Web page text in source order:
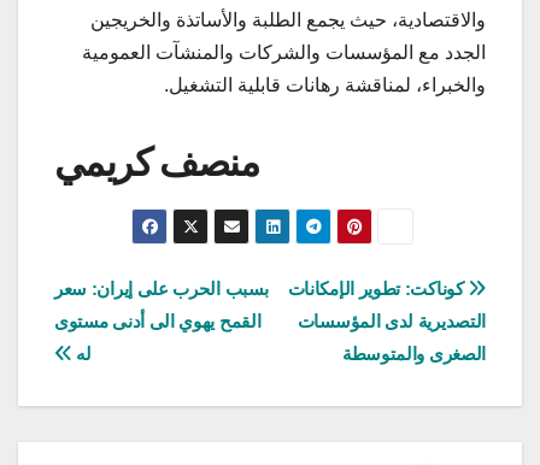
والاقتصادية، حيث يجمع الطلبة والأساتذة والخريجين
الجدد مع المؤسسات والشركات والمنشآت العمومية
والخبراء، لمناقشة رهانات قابلية التشغيل.
منصف كريمي
تصفّح
المقالات
بسبب الحرب على إيران: سعر
القمح يهوي الى أدنى مستوى
له
كوناكت: تطوير الإمكانات
التصديرية لدى المؤسسات
الصغرى والمتوسطة